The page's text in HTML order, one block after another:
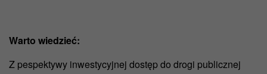
Warto wiedzieć:
Z pespektywy inwestycyjnej dostęp do drogi publicznej